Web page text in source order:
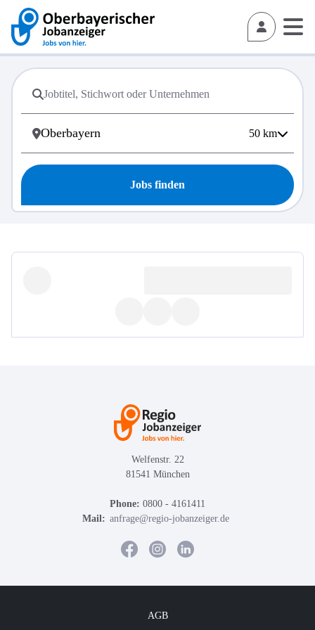
50 km
Jobs finden
Welfenstr. 22
81541 München
Phone: 0800 - 4161411
Mail: anfrage@regio-jobanzeiger.de
AGB